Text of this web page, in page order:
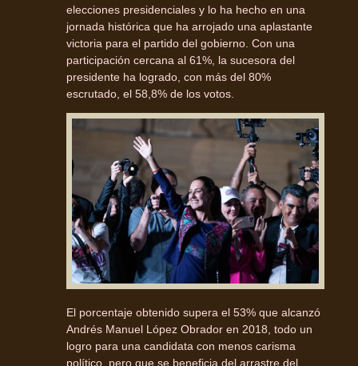
elecciones presidenciales y lo ha hecho en una
jornada histórica que ha arrojado una aplastante
victoria para el partido del gobierno. Con una
participación cercana al 61%, la sucesora del
presidente ha logrado, con más del 80%
escrutado, el 58,8% de los votos.
El porcentaje obtenido supera el 53% que alcanzó
Andrés Manuel López Obrador en 2018, todo un
logro para una candidata con menos carisma
político, pero que se beneficia del arrastre del